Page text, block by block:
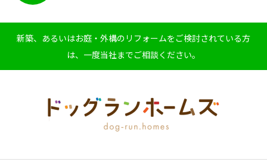
新築、あるいはお庭・外構のリフォームをご検討されている方
は、一度当社までご相談ください。